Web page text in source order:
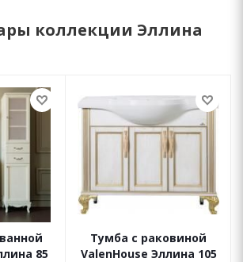
коллекции Эллина
85
Тумба с раковиной
ValenHouse Эллина 105